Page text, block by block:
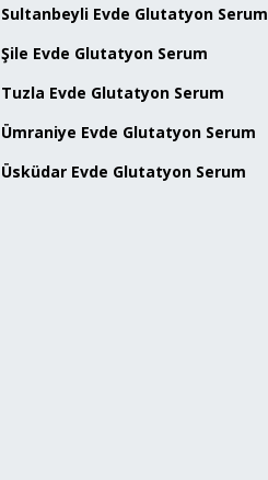
Sultanbeyli Evde Glutatyon Serum
Şile Evde Glutatyon Serum
Tuzla Evde Glutatyon Serum
Ümraniye Evde Glutatyon Serum
Üsküdar Evde Glutatyon Serum